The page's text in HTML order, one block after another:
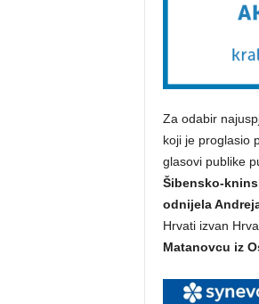
Za odabir
koji je proglasio
glasovi publike
Šibensko-
odnijela
Hrvati izvan
Matanovcu iz